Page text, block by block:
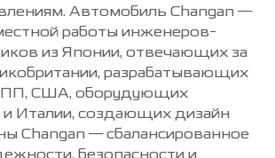
Автомобиль Changan —
работы инженеров-
из Японии, отвечающих за
разрабатывающих
США, оборудующих
и Италии, создающих дизайн
Changan — сбалансированное
безопасности и